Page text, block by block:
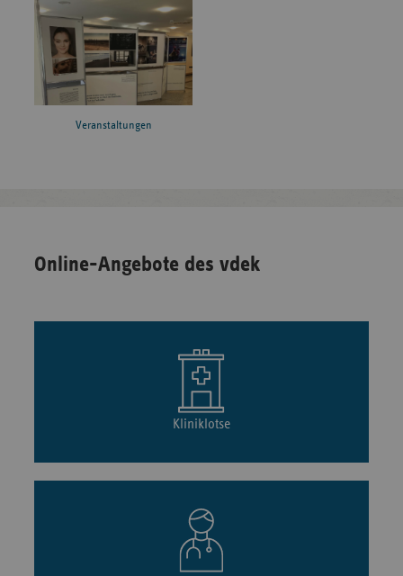
Veranstaltungen
Online-Angebote des vdek
Kliniklotse